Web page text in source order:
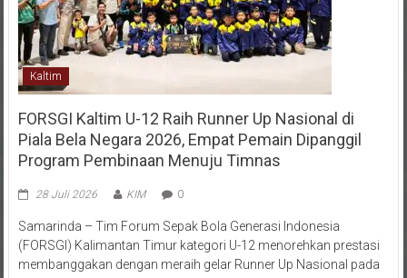
Kaltim
FORSGI Kaltim U-12 Raih Runner Up Nasional di
Piala Bela Negara 2026, Empat Pemain Dipanggil
Program Pembinaan Menuju Timnas
(FORSGI) Kalimantan Timur kategori U-12 menorehkan prestasi
membanggakan dengan meraih gelar Runner Up Nasional pada
ajang